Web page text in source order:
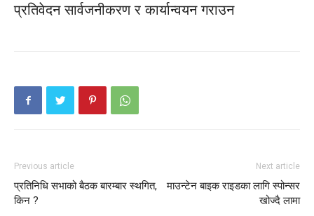
प्रतिवेदन सार्वजनीकरण र कार्यान्वयन गराउन
Previous article
प्रतिनिधि सभाको बैठक बारम्बार स्थगित,
किन ?
Next article
माउन्टेन बाइक राइडका लागि स्पोन्सर
खोज्दै लामा